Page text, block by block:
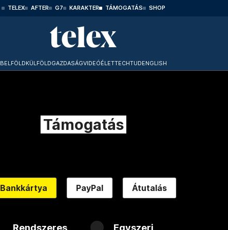
TELEX AFTER G7 KARAKTER TÁMOGATÁS SHOP
BELFÖLDKÜLFÖLDGAZDASÁGVIDEÓÉLETTECHTUDENGLISH
Támogatás
Bankkártya PayPal Átutalás
Rendszeres Egyszeri